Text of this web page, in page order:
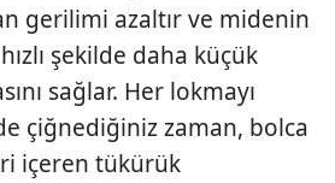
gerilimi azaltır ve midenin
şekilde daha küçük
sağlar. Her lokmayı
çiğnediğiniz zaman, bolca
içeren tükürük